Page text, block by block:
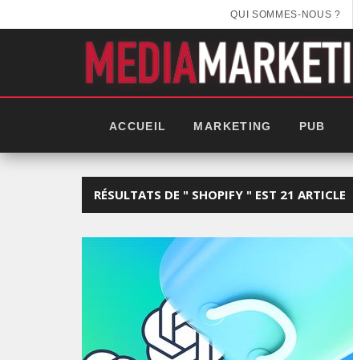
QUI SOMMES-NOUS ?
ACCUEIL MARKETING PUB
RÉSULTATS DE " SHOPIFY " EST 21 ARTICLE
AFRICA : LES NOUVELLES